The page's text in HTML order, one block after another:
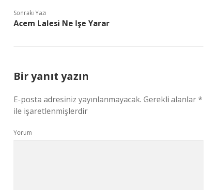
Sonraki Yazı
Acem Lalesi Ne Işe Yarar
Bir yanıt yazın
E-posta adresiniz yayınlanmayacak. Gerekli alanlar*
ile işaretlenmişlerdir
Yorum